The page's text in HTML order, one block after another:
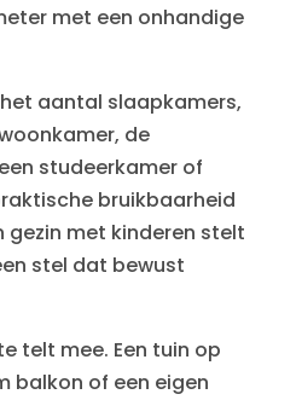
met een onhandige
aantal slaapkamers,
de
studeerkamer of
bruikbaarheid
gezin met kinderen stelt
stel dat bewust
telt mee. Een tuin op
balkon of een eigen